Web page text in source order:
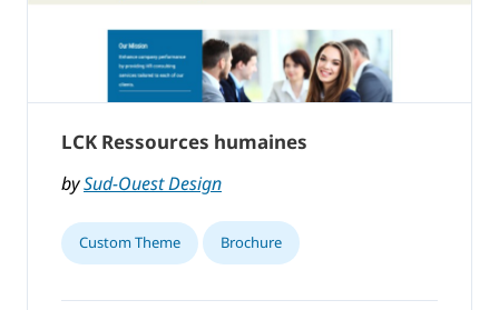
LCK Ressources humaines
bySud-Ouest Design
Custom Theme Brochure